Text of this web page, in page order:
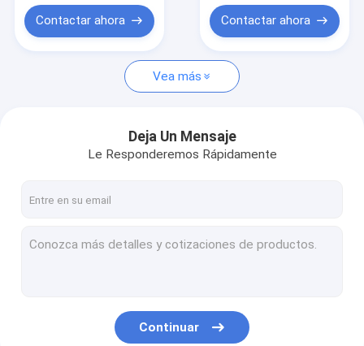
Sensor del inclinómetro de Digitaces
Sensor análogo del inclinómetro
Inclinómetro inalámbrico
Sensor electrónico del compás
Integración del INS de GNSS
Contactar ahora Contactar ahora
Vea más
Deja Un Mensaje
Le Responderemos Rápidamente
Continuar